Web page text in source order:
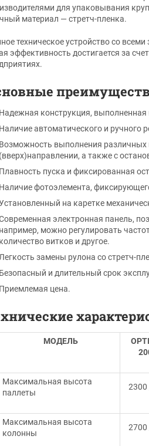
для упаковывания
материал — стретч-пленка.
техническое устройство со
эффективность достигается за
Надежная конструкция,
Наличие автоматического и
Возможность выполнения различных
(вверх)направлении, а также с
Плавность пуска и фиксированная
Наличие фотоэлемента,
на каретке
электронная панель,
например, можно регулировать
количество витков и другое.
Легкость замены рулона со стретч-
Безопасный и длительный срок
Приемлемая цена.
МОДЕЛЬ
Максимальная высота
паллеты
2300
Максимальная высота
колонны
2700